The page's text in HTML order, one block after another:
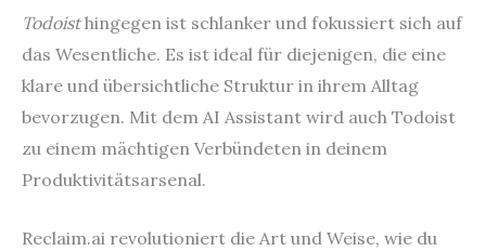
Todoisthingegen ist schlanker und fokussiert sich auf
das Wesentliche. Es ist ideal für diejenigen, die eine
klare und übersichtliche Struktur in ihrem Alltag
bevorzugen. Mit dem AI Assistant wird auch Todoist
zu einem mächtigen Verbündeten in deinem
Produktivitätsarsenal.
Reclaim.ai revolutioniert die Art und Weise, wie du